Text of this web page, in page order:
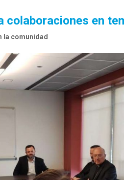
colaboraciones en
la comunidad